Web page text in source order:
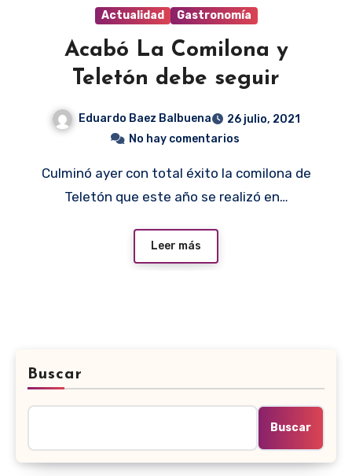
Actualidad Gastronomía
Acabó La Comilona y
Teletón debe seguir
Eduardo Baez Balbuena
26 julio, 2021
No hay comentarios
Culminó ayer con total éxito la comilona de
Teletón que este año se realizó en…
Leer más
Buscar
Buscar